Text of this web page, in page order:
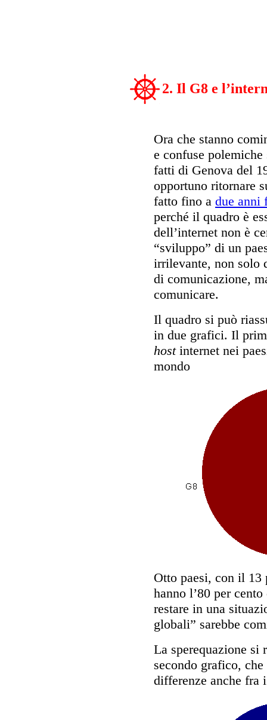
2. Il G8 e
Ora che stanno
e confuse
fatti di Genova del
opportuno ritornare
fatto fino a due anni
perché il quadro è
dell’internet non è
“sviluppo” di un
irrilevante, non solo
di comunicazione,
comunicare.
Il quadro si può
in due grafici. Il
hostinternet nei
mondo
Otto paesi, con il 13
hanno l’80 per
restare in una
globali” sarebbe
La sperequazione si
secondo grafico,
differenze anche fra